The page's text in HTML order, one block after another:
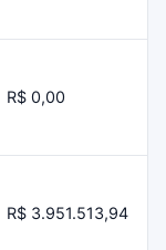
R$ 0,00
R$ 3.951.513,94